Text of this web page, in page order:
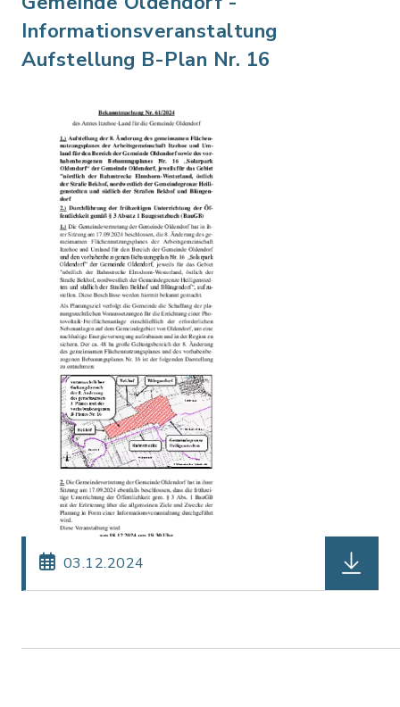
Informationsveranstaltung
Aufstellung B-Plan Nr. 16
03.12.2024